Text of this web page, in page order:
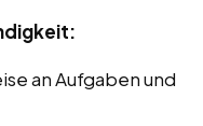
an Aufgaben und